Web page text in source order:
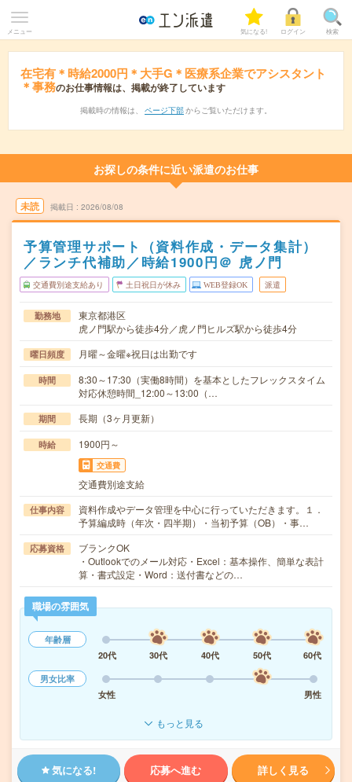
メニュー 気になる! ログイン 検索
在宅有＊時給2000円＊大手G＊医療系企業でアシスタント
＊事務のお仕事情報は、掲載が終了しています
掲載時の情報は、 ページ下部 からご覧いただけます。
お探しの条件に近い派遣のお仕事
未読 掲載日 2026/08/08
予算管理サポート（資料作成・データ集計）
／ランチ代補助／時給1900円＠ 虎ノ門
交通費別途支給あり 土日祝日が休み WEB登録OK 派遣
勤務地
東京都港区
虎ノ門駅から徒歩4分／虎ノ門ヒルズ駅から徒歩4分
曜日頻度 月曜～金曜※祝日は出勤です
時間
8:30～17:30（実働8時間）を基本としたフレックスタイム
対応休憩時間_12:00～13:00（…
期間 長期（3ヶ月更新）
時給 1900円～
交通費
交通費別途支給
仕事内容
資料作成やデータ管理を中心に行っていただきます。１．
予算編成時（年次・四半期）・当初予算（OB）・事…
応募資格
ブランクOK
・Outlookでのメール対応・Excel：基本操作、簡単な表計
算・書式設定・Word：送付書などの…
職場の雰囲気
年齢層
20代
30代 40代 50代
60代
男女比率
女性
男性
もっと見る
気になる! 応募へ進む 詳しく見る